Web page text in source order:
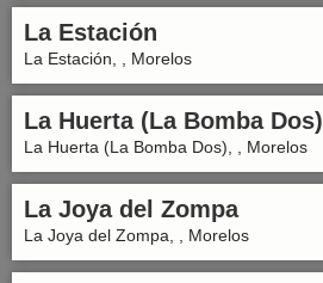
La Estación
La Estación, , Morelos
La Huerta (La Bomba Dos)
La Huerta (La Bomba Dos), , Morelos
La Joya del Zompa
La Joya del Zompa, , Morelos